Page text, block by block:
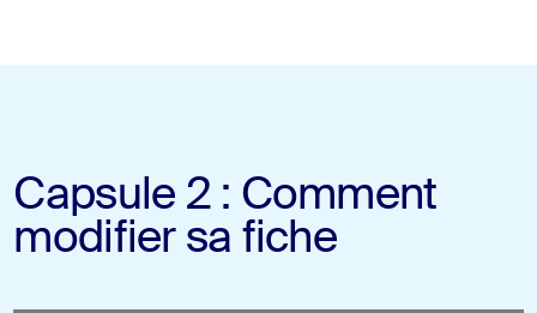
Capsule 2 : Comment
modifier sa fiche